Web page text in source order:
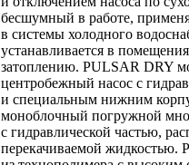
бесшумный в работе,
в системы холодного
устанавливается в
затоплению. PULSAR DRY
центробежный насос с
и специальным нижним
моноблочный погружной
с гидравлической частью,
перекачиваемой жидкостью.